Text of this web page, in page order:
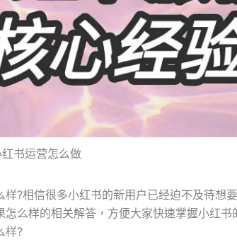
书运营怎么做
?相信很多小红书的新用户已经迫不及待想
么样的相关解答，方便大家快速掌握小红书
样?